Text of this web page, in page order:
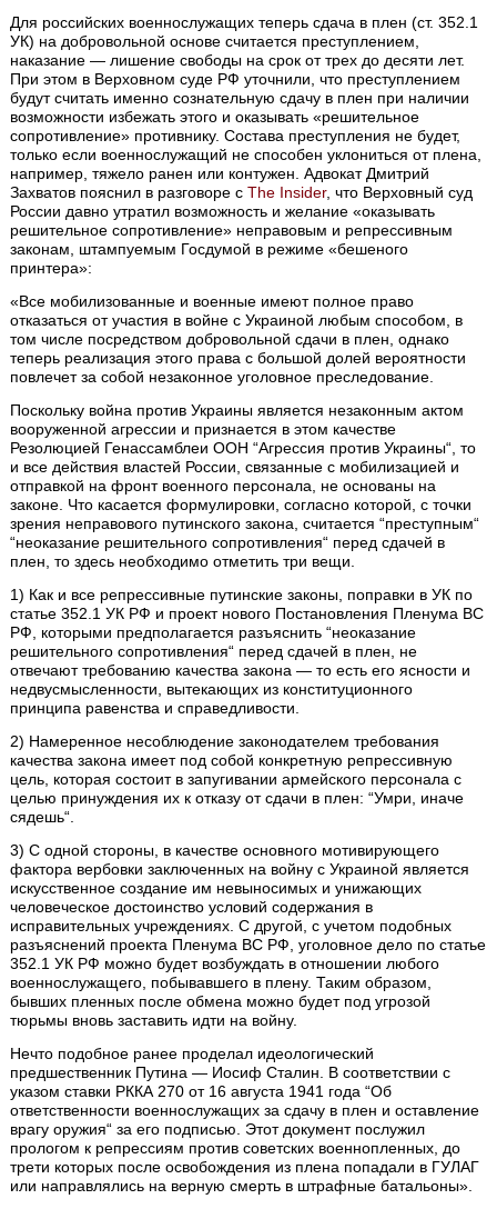
Для российских военнослужащих теперь сдача в плен (ст. 352.1
УК) на добровольной основе считается преступлением,
наказание — лишение свободы на срок от трех до десяти лет.
При этом в Верховном суде РФ уточнили, что преступлением
будут считать именно сознательную сдачу в плен при наличии
возможности избежать этого и оказывать «решительное
сопротивление» противнику. Состава преступления не будет,
только если военнослужащий не способен уклониться от плена,
например, тяжело ранен или контужен. Адвокат Дмитрий
Захватов пояснил в разговоре сThe Insider, что Верховный суд
России давно утратил возможность и желание «оказывать
решительное сопротивление» неправовым и репрессивным
законам, штампуемым Госдумой в режиме «бешеного
принтера»:
«Все мобилизованные и военные имеют полное право
отказаться от участия в войне с Украиной любым способом, в
том числе посредством добровольной сдачи в плен, однако
теперь реализация этого права с большой долей вероятности
повлечет за собой незаконное уголовное преследование.
Поскольку война против Украины является незаконным актом
вооруженной агрессии и признается в этом качестве
Резолюцией Генассамблеи ООН “Агрессия против Украины“, то
и все действия властей России, связанные с мобилизацией и
отправкой на фронт военного персонала, не основаны на
законе. Что касается формулировки, согласно которой, с точки
зрения неправового путинского закона, считается “преступным“
“неоказание решительного сопротивления“ перед сдачей в
плен, то здесь необходимо отметить три вещи.
1) Как и все репрессивные путинские законы, поправки в УК по
статье 352.1 УК РФ и проект нового Постановления Пленума ВС
РФ, которыми предполагается разъяснить “неоказание
решительного сопротивления“ перед сдачей в плен, не
отвечают требованию качества закона — то есть его ясности и
недвусмысленности, вытекающих из конституционного
принципа равенства и справедливости.
2) Намеренное несоблюдение законодателем требования
качества закона имеет под собой конкретную репрессивную
цель, которая состоит в запугивании армейского персонала с
целью принуждения их к отказу от сдачи в плен: “Умри, иначе
сядешь“.
3) С одной стороны, в качестве основного мотивирующего
фактора вербовки заключенных на войну с Украиной является
искусственное создание им невыносимых и унижающих
человеческое достоинство условий содержания в
исправительных учреждениях. С другой, с учетом подобных
разъяснений проекта Пленума ВС РФ, уголовное дело по статье
352.1 УК РФ можно будет возбуждать в отношении любого
военнослужащего, побывавшего в плену. Таким образом,
бывших пленных после обмена можно будет под угрозой
тюрьмы вновь заставить идти на войну.
Нечто подобное ранее проделал идеологический
предшественник Путина — Иосиф Сталин. В соответствии с
указом ставки РККА 270 от 16 августа 1941 года “Об
ответственности военнослужащих за сдачу в плен и оставление
врагу оружия“ за его подписью. Этот документ послужил
прологом к репрессиям против советских военнопленных, до
трети которых после освобождения из плена попадали в ГУЛАГ
или направлялись на верную смерть в штрафные батальоны».